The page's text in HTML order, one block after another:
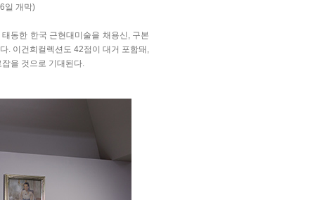
일 개막)
동한 한국 근현대미술을 채용신, 구본
. 이건희컬렉션도 42점이 대거 포함돼,
을 것으로 기대된다.